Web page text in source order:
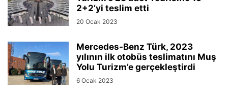
2+2’yi teslim etti
20 Ocak 2023
Mercedes-Benz Türk, 2023
yılının ilk otobüs teslimatını Muş
Yolu Turizm’e gerçekleştirdi
6 Ocak 2023